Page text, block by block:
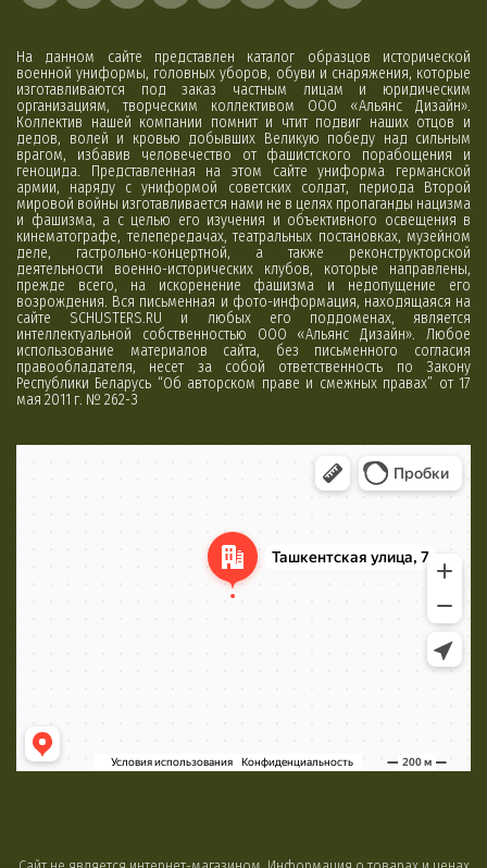
На данном сайте представлен каталог образцов исторической
военной униформы, головных уборов, обуви и снаряжения, которые
изготавливаются под заказ частным лицам и юридическим
организациям, творческим коллективом ООО «Альянс Дизайн».
Коллектив нашей компании помнит и чтит подвиг наших отцов и
дедов, волей и кровью добывших Великую победу над сильным
врагом, избавив человечество от фашистского порабощения и
геноцида. Представленная на этом сайте униформа германской
армии, наряду с униформой советских солдат, периода Второй
мировой войны изготавливается нами не в целях пропаганды нацизма
и фашизма, а с целью его изучения и объективного освещения в
кинематографе, телепередачах, театральных постановках, музейном
деле, гастрольно-концертной, а также реконструкторской
деятельности военно-исторических клубов, которые направлены,
прежде всего, на искоренение фашизма и недопущение его
возрождения. Вся письменная и фото-информация, находящаяся на
сайте SCHUSTERS.RU и любых его поддоменах, является
интеллектуальной собственностью ООО «Альянс Дизайн». Любое
использование материалов сайта, без письменного согласия
правообладателя, несет за собой ответственность по Закону
Республики Беларусь “Об авторском праве и смежных правах” от 17
мая 2011 г. № 262-З